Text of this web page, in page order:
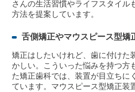
さんの生活習慣やライフスタイル
方法を提案しています。
舌側矯正やマウスピース型矯
矯正はしたいけれど、歯に付けた
かしい。こういった悩みを持つ方
た矯正歯科では、装置が目立ちに
ています。マウスピース型矯正装